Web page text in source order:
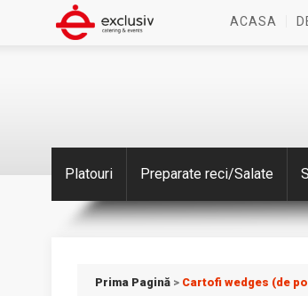
ACASA
Platouri Preparate reci/Salate
Prima Pagină > Cartofi wedges (de